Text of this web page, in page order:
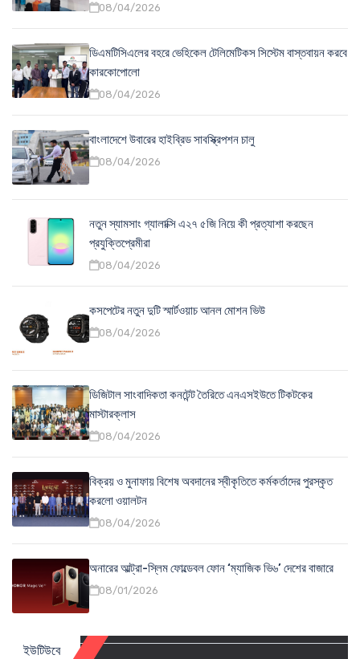
08/04/2026
ডিএমটিসিএলের বহরে ভেহিকেল টেলিমেটিকস সিস্টেম বাস্তবায়ন করবে
কারকোপোলো
08/04/2026
বাংলাদেশে উবারের হাইব্রিড সাবস্ক্রিপশন চালু
08/04/2026
নতুন স্যামসাং গ্যালাক্সি এ২৭ ৫জি নিয়ে কী প্রত্যাশা করছেন
প্রযুক্তিপ্রেমীরা
08/04/2026
কসপেটের নতুন দুটি স্মার্টওয়াচ আনল মোশন ভিউ
08/04/2026
ডিজিটাল সাংবাদিকতা কনটেন্ট তৈরিতে এনএসইউতে টিকটকের
মাস্টারক্লাস
08/04/2026
বিক্রয় ও মুনাফায় বিশেষ অবদানের স্বীকৃতিতে কর্মকর্তাদের পুরস্কৃত
করলো ওয়ালটন
08/04/2026
অনারের আল্ট্রা-স্লিম ফোল্ডেবল ফোন ‘ম্যাজিক ভি৬’ দেশের বাজারে
08/01/2026
ইউটিউবে